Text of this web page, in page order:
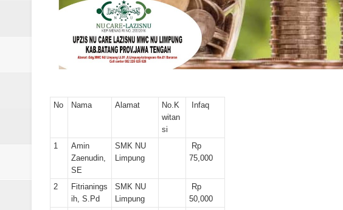
DATABASE ANSOR KEC. LIMPUNG
Laporan Koin Nu Wonokerso Oktober II 2025
Laporan Koin Nu Sukorejo Oktober II 2025
Laporan Koin Nu Sidomulyo Oktober II 2025
Laporan Koin Nu Sempu Oktober II 2025
No Nama Alamat
No.K
witan
si
Infaq
1
Amin
Zaenudin,
SE
SMK NU
Limpung
Rp
75,000
2
Fitrianings
ih, S.Pd
SMK NU
Limpung
Rp
50,000